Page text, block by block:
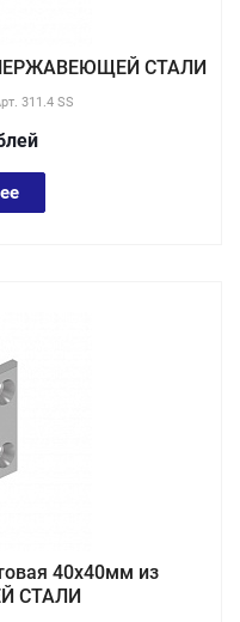
НЕРЖАВЕЮЩЕЙ СТАЛИ
311.4 SS
лей
40х40мм из
СТАЛИ